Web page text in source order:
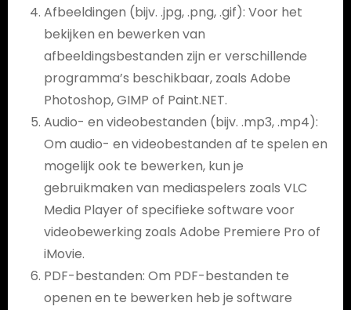
Afbeeldingen (bijv. .jpg, .png, .gif): Voor het
bekijken en bewerken van
afbeeldingsbestanden zijn er verschillende
programma’s beschikbaar, zoals Adobe
Photoshop, GIMP of Paint.NET.
Audio- en videobestanden (bijv. .mp3, .mp4):
Om audio- en videobestanden af te spelen en
mogelijk ook te bewerken, kun je
gebruikmaken van mediaspelers zoals VLC
Media Player of specifieke software voor
videobewerking zoals Adobe Premiere Pro of
iMovie.
PDF-bestanden: Om PDF-bestanden te
openen en te bewerken heb je software